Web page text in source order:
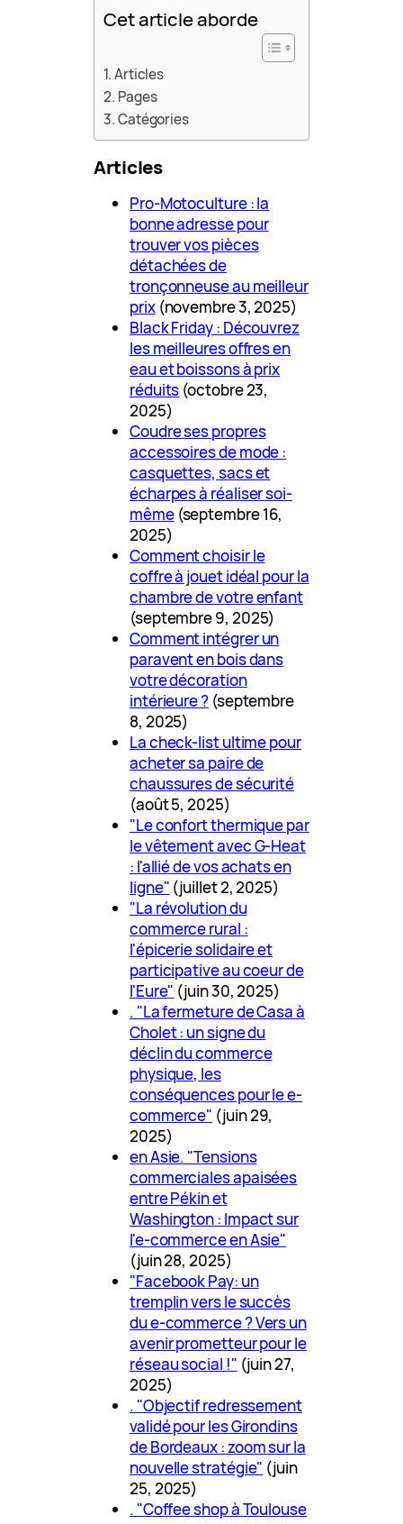
Cet article aborde
Articles
Pages
Catégories
Articles
Pro-Motoculture : la
bonne adresse pour
trouver vos pièces
détachées de
tronçonneuse au meilleur
prix (novembre 3, 2025)
Black Friday : Découvrez
les meilleures offres en
eau et boissons à prix
réduits (octobre 23,
2025)
Coudre ses propres
accessoires de mode :
casquettes, sacs et
écharpes à réaliser soi-
même (septembre 16,
2025)
Comment choisir le
coffre à jouet idéal pour la
chambre de votre enfant
(septembre 9, 2025)
Comment intégrer un
paravent en bois dans
votre décoration
intérieure ? (septembre
8, 2025)
La check-list ultime pour
acheter sa paire de
chaussures de sécurité
(août 5, 2025)
"Le confort thermique par
le vêtement avec G-Heat
: l'allié de vos achats en
ligne" (juillet 2, 2025)
"La révolution du
commerce rural :
l'épicerie solidaire et
participative au coeur de
l'Eure" (juin 30, 2025)
. "La fermeture de Casa à
Cholet : un signe du
déclin du commerce
physique, les
conséquences pour le e-
commerce" (juin 29,
2025)
en Asie. "Tensions
commerciales apaisées
entre Pékin et
Washington : Impact sur
l'e-commerce en Asie"
(juin 28, 2025)
"Facebook Pay: un
tremplin vers le succès
du e-commerce ? Vers un
avenir prometteur pour le
réseau social !" (juin 27,
2025)
. "Objectif redressement
validé pour les Girondins
de Bordeaux : zoom sur la
nouvelle stratégie" (juin
25, 2025)
. "Coffee shop à Toulouse